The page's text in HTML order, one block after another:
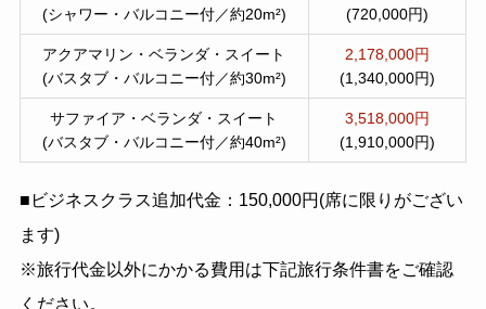
(シャワー・バルコニー付／約20m²)
(720,000円)
アクアマリン・ベランダ・スイート
(バスタブ・バルコニー付／約30m²)
2,178,000円
(1,340,000円)
サファイア・ベランダ・スイート
(バスタブ・バルコニー付／約40m²)
3,518,000円
(1,910,000円)
■ビジネスクラス追加代金：150,000円(席に限りがござい
ます)
※旅行代金以外にかかる費用は下記旅行条件書をご確認
ください。